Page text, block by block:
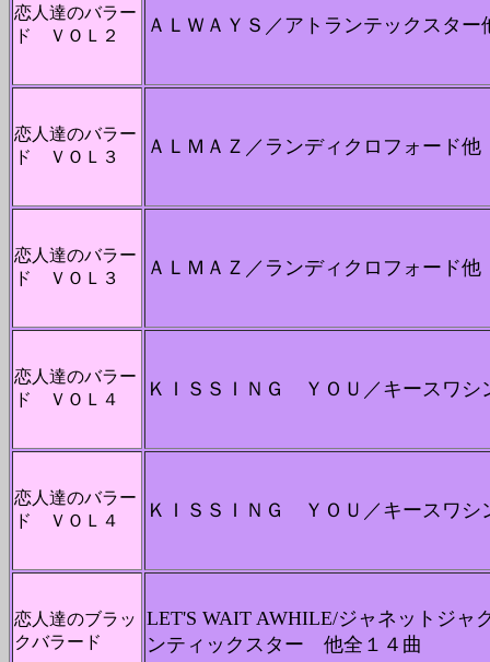
恋人達のバラー
ド ＶＯＬ２
ＡＬＷＡＹＳ／アトランテックスター
恋人達のバラー
ド ＶＯＬ３
ＡＬＭＡＺ／ランディクロフォード他
恋人達のバラー
ド ＶＯＬ３
ＡＬＭＡＺ／ランディクロフォード他
恋人達のバラー
ド ＶＯＬ４
ＫＩＳＳＩＮＧ ＹＯＵ／キースワ
恋人達のバラー
ド ＶＯＬ４
ＫＩＳＳＩＮＧ ＹＯＵ／キースワ
恋人達のブラッ
クバラード
LET'S WAIT AWHILE/ジャネットジャ
ンティックスター 他全１４曲